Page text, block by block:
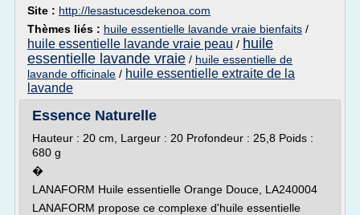
Site : http://lesastucesdekenoa.com
Thèmes liés : huile essentielle lavande vraie bienfaits /
huile essentielle lavande vraie peau / huile
essentielle lavande vraie / huile essentielle de
lavande officinale / huile essentielle extraite de la
lavande
Essence Naturelle
Hauteur : 20 cm, Largeur : 20 Profondeur : 25,8 Poids :
680 g
�
LANAFORM Huile essentielle Orange Douce, LA240004
LANAFORM propose ce complexe d'huile essentielle